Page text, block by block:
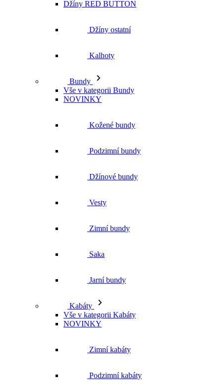
Džíny RED BUTTON
Džíny ostatní
Kalhoty
Bundy
Vše v kategorii Bundy
NOVINKY
Kožené bundy
Podzimní bundy
Džínové bundy
Vesty
Zimní bundy
Saka
Jarní bundy
Kabáty
Vše v kategorii Kabáty
NOVINKY
Zimní kabáty
Podzimní kabáty